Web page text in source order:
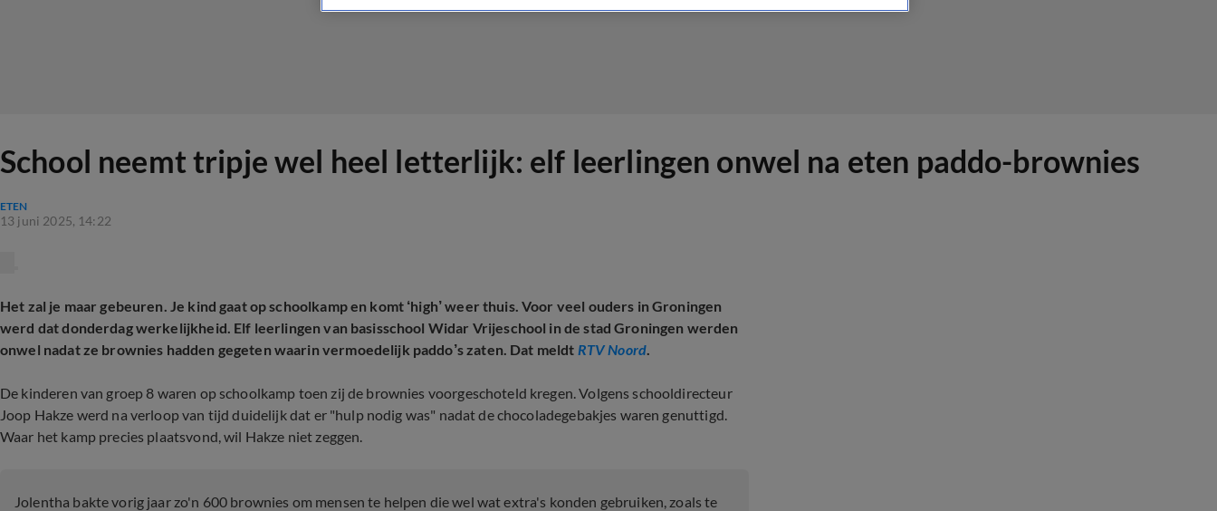
School neemt tripje wel heel letterlijk: elf leerlingen onwel na eten paddo-brownies
ETEN
13 juni 2025, 14:22
Het zal je maar gebeuren. Je kind gaat op schoolkamp en komt ‘high’ weer thuis. Voor veel ouders in Groningen
werd dat donderdag werkelijkheid. Elf leerlingen van basisschool Widar Vrijeschool in de stad Groningen werden
onwel nadat ze brownies hadden gegeten waarin vermoedelijk paddo’s zaten. Dat meldt RTV Noord.
De kinderen van groep 8 waren op schoolkamp toen zij de brownies voorgeschoteld kregen. Volgens schooldirecteur
Joop Hakze werd na verloop van tijd duidelijk dat er "hulp nodig was" nadat de chocoladegebakjes waren genuttigd.
Waar het kamp precies plaatsvond, wil Hakze niet zeggen.
Jolentha bakte vorig jaar zo'n 600 brownies om mensen te helpen die wel wat extra's konden gebruiken, zoals te